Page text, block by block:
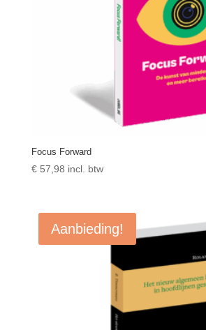
Focus Forward
€57,98 incl. btw
Aanbieding!